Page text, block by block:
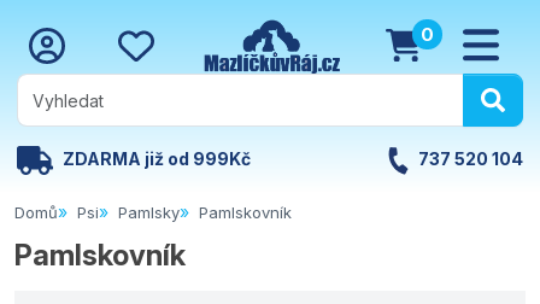
0
ZDARMA již od 999Kč 737 520 104
Domů Psi Pamlsky Pamlskovník
Pamlskovník